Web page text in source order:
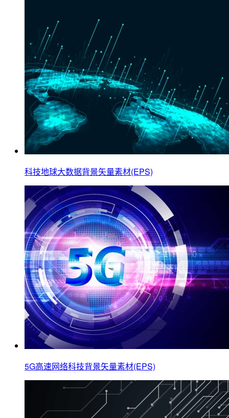
科技地球大数据背景矢量素材(EPS)
5G高速网络科技背景矢量素材(EPS)